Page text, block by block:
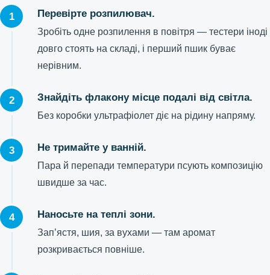
Перевірте розпилювач.
Зробіть одне розпилення в повітря — тестери іноді
довго стоять на складі, і перший пшик буває
нерівним.
Знайдіть флакону місце подалі від світла.
Без коробки ультрафіолет діє на рідину напряму.
Не тримайте у ванній.
Пара й перепади температури псують композицію
швидше за час.
Наносьте на теплі зони.
Зап’ястя, шия, за вухами — там аромат
розкривається повніше.